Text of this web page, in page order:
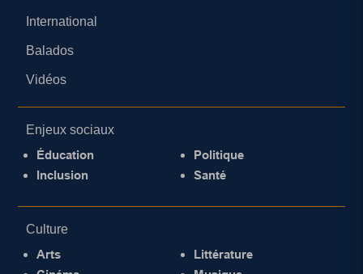
International
Balados
Vidéos
Enjeux sociaux
Éducation
Inclusion
Politique
Santé
Culture
Arts
Littérature